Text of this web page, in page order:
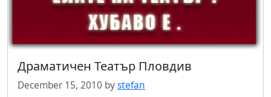
Драматичен Театър Пловдив
December 15, 2010 bystefan